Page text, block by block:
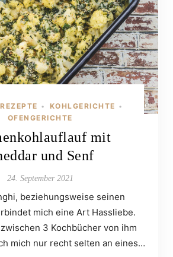
• KOHLGERICHTE •
OFENGERICHTE
mit
und Senf
24. September 2021
beziehungsweise seinen
mich eine Art Hassliebe.
3 Kochbücher von ihm
mich nur recht selten an eines…